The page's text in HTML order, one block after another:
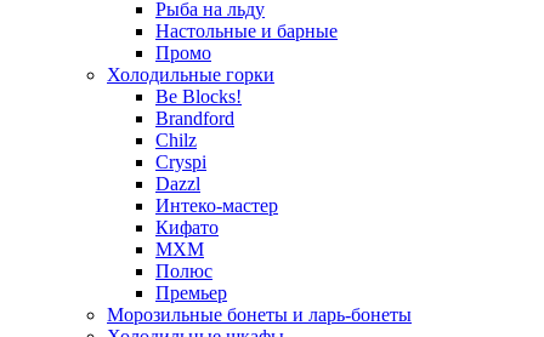
Рыба на льду
Настольные и барные
Промо
Холодильные горки
Be Blocks!
Brandford
Chilz
Cryspi
Dazzl
Интеко-мастер
Кифато
МХМ
Полюс
Премьер
Морозильные бонеты и ларь-бонеты